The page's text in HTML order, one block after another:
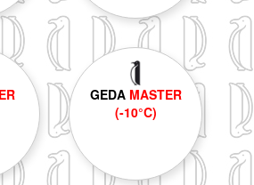
GEDAMASTER
(-10°C)